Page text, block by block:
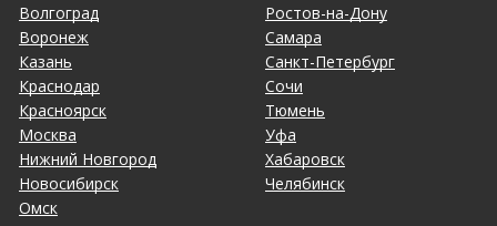
Волгоград
Воронеж
Казань
Краснодар
Красноярск
Москва
Нижний Новгород
Новосибирск
Омск
Ростов-на-Дону
Самара
Санкт-Петербург
Сочи
Тюмень
Уфа
Хабаровск
Челябинск